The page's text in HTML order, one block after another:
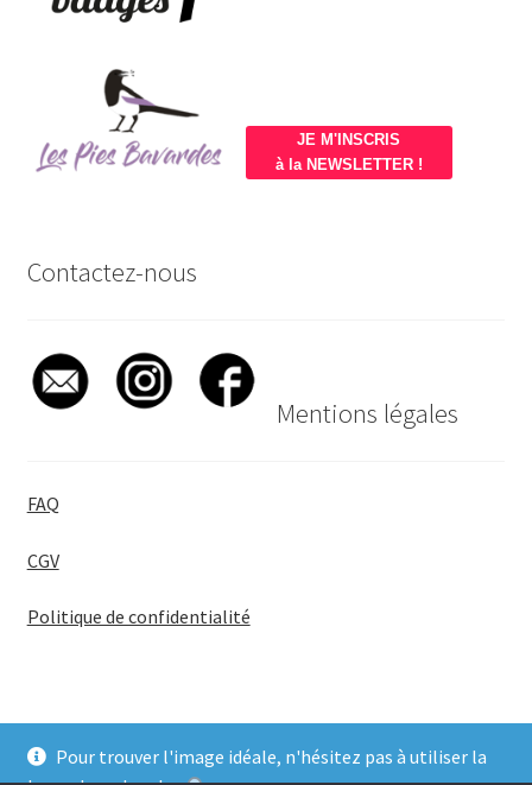
Pour trouver l'image idéale, n'hésitez pas à utiliser la
JE M'INSCRIS
à la NEWSLETTER !
Contactez-nous
Mentions légales
FAQ
CGV
Politique de confidentialité
© BadgeGirl® 2026